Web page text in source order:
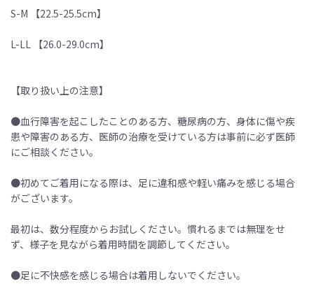
S-M 【22.5-25.5cm】
L-LL 【26.0-29.0cm】
【取り扱い上の注意】
●血行障害を起こしたことのある方、糖尿病の方、身体に傷や疾
患や障害のある方、医師の治療を受けている方は事前に必ず医師
にご相談ください。
●初めてご着用になる際は、足に違和感や軽い痛みを感じる場合
がございます。
最初は、数分程度からお試しください。慣れるまでは無理をせ
ず、様子を見ながら着用時間を調節してください。
●足に不快感を感じる場合は着用しないでください。